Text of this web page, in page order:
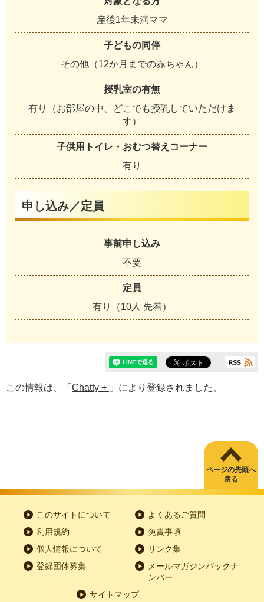
産後1年未満ママ
子どもの同伴
その他（12か月までの赤ちゃん）
授乳室の有無
有り（お部屋の中、どこでも授乳していただけま
す）
子供用トイレ・おむつ替えコーナー
有り
申し込み／定員
事前申し込み
不要
定員
有り（10人 先着）
この情報は、「 Chatty + 」により登録されました。
ページの先頭へ
戻る
このサイトについて
よくあるご質問
利用規約
免責事項
個人情報について
リンク集
登録団体募集
メールマガジンバックナ
ンバー
サイトマップ